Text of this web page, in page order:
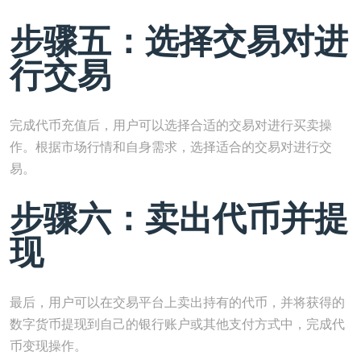
步骤五：选择交易对进
行交易
完成代币充值后，用户可以选择合适的交易对进行买卖操
作。根据市场行情和自身需求，选择适合的交易对进行交
易。
步骤六：卖出代币并提
现
最后，用户可以在交易平台上卖出持有的代币，并将获得的
数字货币提现到自己的银行账户或其他支付方式中，完成代
币变现操作。